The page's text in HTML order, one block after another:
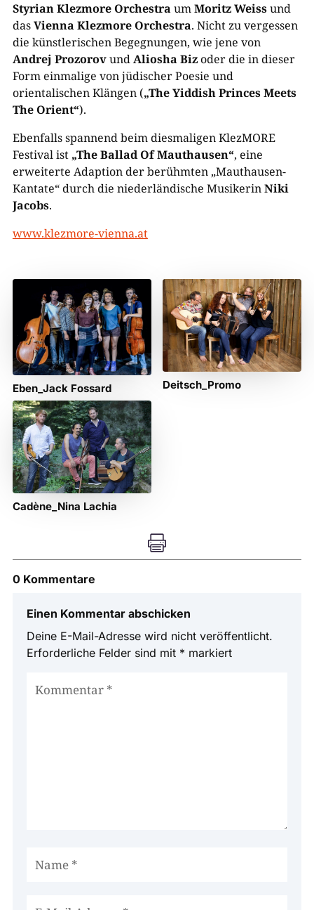
Styrian Klezmore Orchestra umMoritz Weissund
dasVienna Klezmore Orchestra. Nicht zu vergessen
die künstlerischen Begegnungen, wie jene von
Andrej ProzorovundAliosha Bizoder die in dieser
Form einmalige von jüdischer Poesie und
orientalischen Klängen („The Yiddish Princes Meets
The Orient“).
Ebenfalls spannend beim diesmaligen KlezMORE
Festival ist „The Ballad Of Mauthausen“, eine
erweiterte Adaption der berühmten „Mauthausen-
Kantate“ durch die niederländische MusikerinNiki
Jacobs.
www.klezmore-vienna.at
Eben_Jack Fossard Deitsch_Promo
Cadène_Nina Lachia

0 Kommentare
Einen Kommentar abschicken
Deine E-Mail-Adresse wird nicht veröffentlicht.
Erforderliche Felder sind mit * markiert